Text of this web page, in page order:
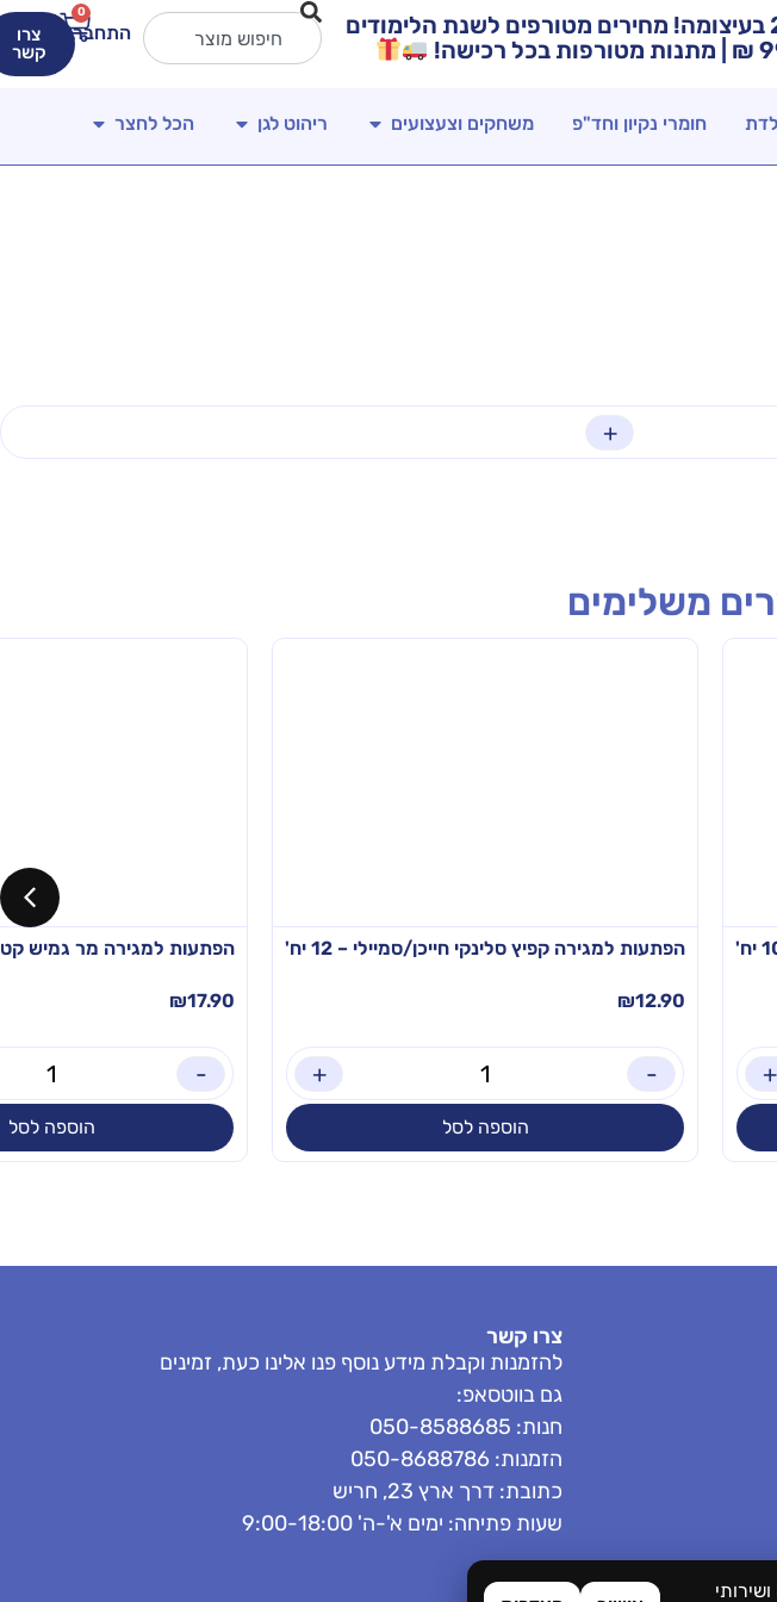
תערוכת פלייס קידס 2026 בעיצומה! מחירים מטורפים לשנת הלימודים
התחברות
0
צרו
קשר
חומרי נקיון וחד"פ משחקים וצעצועים ריהוט לגן הכל לחצר
+
משלימים
+
הפתעות למגירה קפיץ סלינקי חייכן/סמיילי – 12 יח'
₪12.90
-
+
הוספה לסל
הפתעות למגירה מר גמיש קטן
₪17.90
-
הוספה לסל
צרו קשר
להזמנות וקבלת מידע נוסף פנו אלינו כעת, זמינים
גם בווטסאפ:
חנות: 050-8588685
הזמנות: 050-8688786
כתובת: דרך ארץ 23, חריש
שעות פתיחה: ימים א'-ה' 9:00-18:00